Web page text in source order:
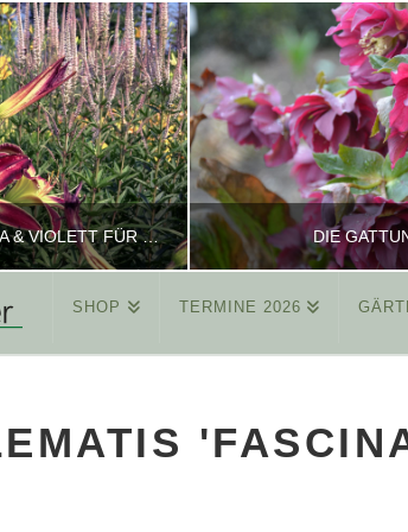
TAGLILIEN NEU ENTDECKT: ROSA & VIOLETT FÜR ROMANTISCHE PFLANZKOMBINATIONEN DIE
SHOP TERMINE 2026